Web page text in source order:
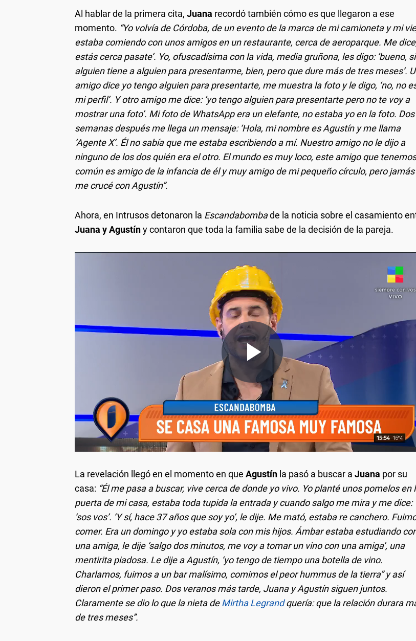
Al hablar de la primera cita, Juana recordó también cómo es que llegaron a ese
momento. “Yo volvía de Córdoba, de un evento de la marca de mi camioneta y mi
estaba comiendo con unos amigos en un restaurante, cerca de aeroparque. Me dice,
estás cerca pasate’. Yo, ofuscadísima con la vida, media gruñona, les digo: ‘bueno, si
alguien tiene a alguien para presentarme, bien, pero que dure más de tres meses’.
amigo dice yo tengo alguien para presentarte, me muestra la foto y le digo, ‘no, no
mi perfil’. Y otro amigo me dice: ‘yo tengo alguien para presentarte pero no te voy a
mostrar una foto’. Mi foto de WhatsApp era un elefante, no estaba yo en la foto. Dos
semanas después me llega un mensaje: ‘Hola, mi nombre es Agustín y me llama
‘Agente X’. Él no sabía que me estaba escribiendo a mí. Nuestro amigo no le dijo a
ninguno de los dos quién era el otro. El mundo es muy loco, este amigo que
común es amigo de la infancia de él y muy amigo de mi pequeño círculo, pero jamás
me crucé con Agustín”.
Ahora, en Intrusos detonaron la Escandabombade la noticia sobre el casamiento
Juana y Agustíny contaron que toda la familia sabe de la decisión de la pareja.
La revelación llegó en el momento en que Agustín la pasó a buscar a Juana por su
casa: “Él me pasa a buscar, vive cerca de donde yo vivo. Yo planté unos pomelos en
puerta de mi casa, estaba toda tupida la entrada y cuando salgo me mira y me dice:
‘sos vos’. ‘Y sí, hace 37 años que soy yo’, le dije. Me mató, estaba re canchero.
comer. Era un domingo y yo estaba sola con mis hijos. Ámbar estaba estudiando
una amiga, le dije ‘salgo dos minutos, me voy a tomar un vino con una amiga’, una
mentirita piadosa. Le dije a Agustín, ‘yo tengo de tiempo una botella de vino.
Charlamos, fuimos a un bar malísimo, comimos el peor hummus de la tierra” y así
dieron el primer paso. Dos veranos más tarde, Juana y Agustín siguen juntos.
Claramente se dio lo que la nieta deMirtha Legrandquería: que la relación durara
de tres meses”.